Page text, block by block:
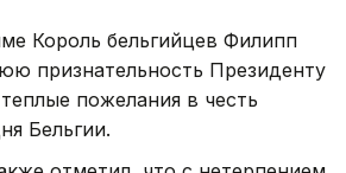
Король бельгийцев Филипп
признательность Президенту
пожелания в честь
Бельгии.